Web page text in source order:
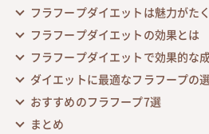
フラフープダイエットは魅力がた
フラフープダイエットの効果とは
フラフープダイエットで効果的な
ダイエットに最適なフラフープの
おすすめのフラフープ7選
まとめ